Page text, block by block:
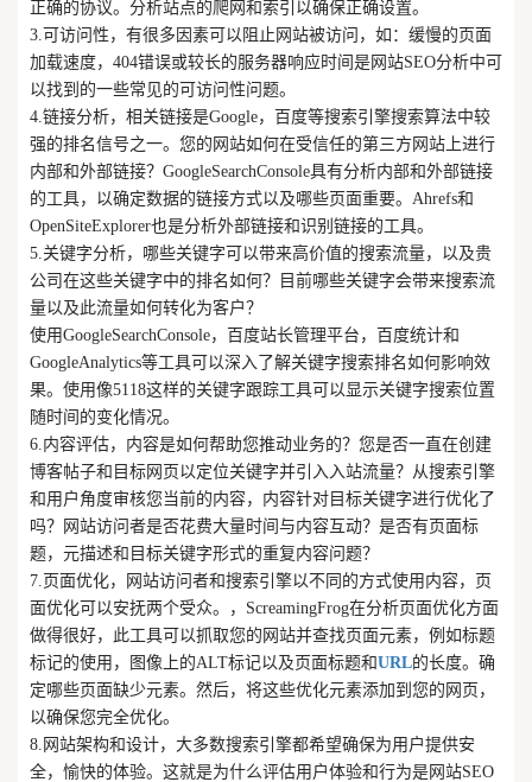
正确的协议。分析站点的爬网和索引以确保正确设置。
3.可访问性，有很多因素可以阻止网站被访问，如：缓慢的页面
加载速度，404错误或较长的服务器响应时间是网站SEO分析中可
以找到的一些常见的可访问性问题。
4.链接分析，相关链接是Google，百度等搜索引擎搜索算法中较
强的排名信号之一。您的网站如何在受信任的第三方网站上进行
内部和外部链接？GoogleSearchConsole具有分析内部和外部链接
的工具，以确定数据的链接方式以及哪些页面重要。Ahrefs和
OpenSiteExplorer也是分析外部链接和识别链接的工具。
5.关键字分析，哪些关键字可以带来高价值的搜索流量，以及贵
公司在这些关键字中的排名如何？目前哪些关键字会带来搜索流
量以及此流量如何转化为客户？
使用GoogleSearchConsole，百度站长管理平台，百度统计和
GoogleAnalytics等工具可以深入了解关键字搜索排名如何影响效
果。使用像5118这样的关键字跟踪工具可以显示关键字搜索位置
随时间的变化情况。
6.内容评估，内容是如何帮助您推动业务的？您是否一直在创建
博客帖子和目标网页以定位关键字并引入入站流量？从搜索引擎
和用户角度审核您当前的内容，内容针对目标关键字进行优化了
吗？网站访问者是否花费大量时间与内容互动？是否有页面标
题，元描述和目标关键字形式的重复内容问题？
7.页面优化，网站访问者和搜索引擎以不同的方式使用内容，页
面优化可以安抚两个受众。，ScreamingFrog在分析页面优化方面
做得很好，此工具可以抓取您的网站并查找页面元素，例如标题
标记的使用，图像上的ALT标记以及页面标题和URL的长度。确
定哪些页面缺少元素。然后，将这些优化元素添加到您的网页，
以确保您完全优化。
8.网站架构和设计，大多数搜索引擎都希望确保为用户提供安
全，愉快的体验。这就是为什么评估用户体验和行为是网站SEO